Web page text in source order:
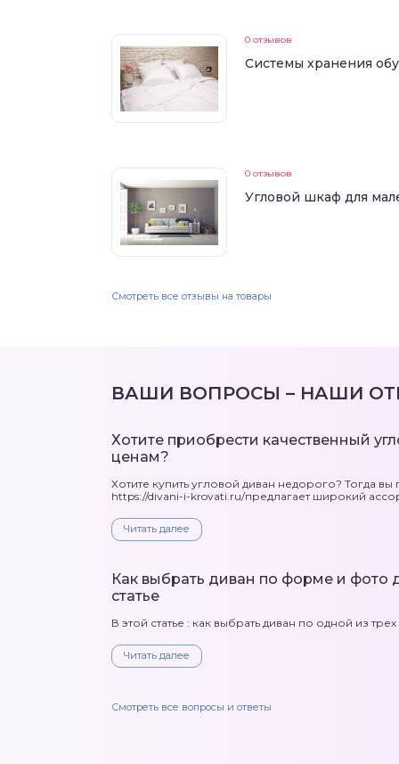
0 отзывов
Системы хранения
0 отзывов
Угловой шкаф для
Смотреть все отзывы на товары
ВАШИ ВОПРОСЫ – НАШИ
Хотите приобрести качественный
ценам?
Хотите купить угловой диван недорого? Тогда
https://divani-i-krovati.ru/предлагает широкий
Читать далее
Как выбрать диван по форме и фото
статье
В этой статье : как выбрать диван по одной из
Читать далее
Смотреть все вопросы и ответы